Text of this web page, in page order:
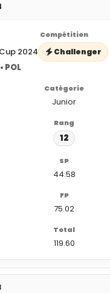
2024 Challenger
POL
Junior
12
44.58
75.02
119.60